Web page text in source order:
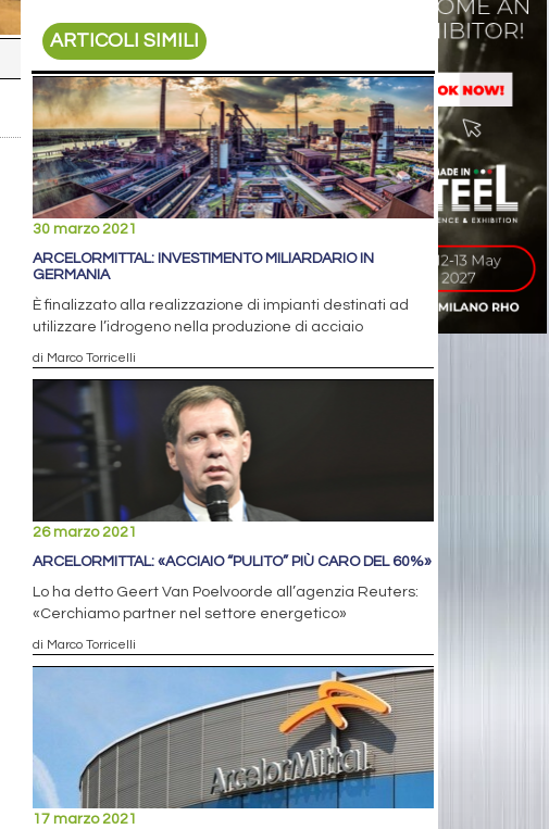
ARTICOLI SIMILI
30 marzo 2021
ARCELORMITTAL: INVESTIMENTO MILIARDARIO IN
GERMANIA
È finalizzato alla realizzazione di impianti destinati ad
utilizzare l’idrogeno nella produzione di acciaio
di Marco Torricelli
26 marzo 2021
ARCELORMITTAL: «ACCIAIO “PULITO” PIÙ CARO DEL 60%»
Lo ha detto Geert Van Poelvoorde all’agenzia Reuters:
«Cerchiamo partner nel settore energetico»
di Marco Torricelli
17 marzo 2021